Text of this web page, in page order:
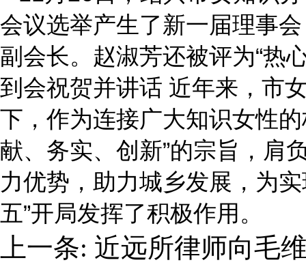
会议选举产生了新一届理事
副会长。赵淑芳还被评为“热
到会祝贺并讲话 近年来，市
下，作为连接广大知识女性
献、务实、创新”的宗旨，肩
力优势，助力城乡发展，为
五”开局发挥了积极作用。
上一条: 近远所律师向毛